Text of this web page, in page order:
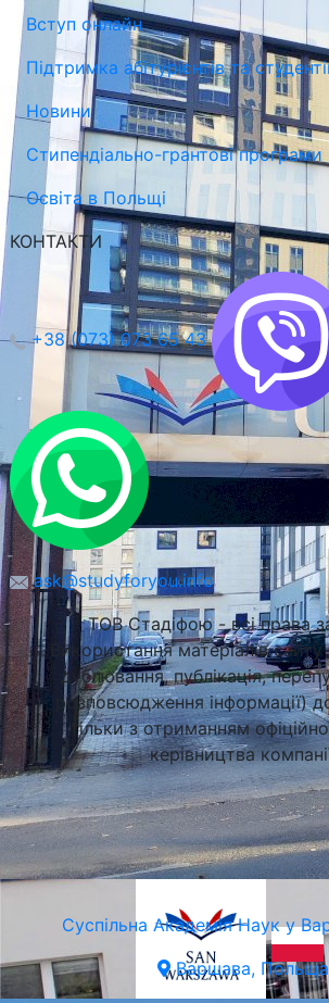
Університет Марії Кюрі-
Люблін, Польща
Суспільна Академія Наук у
Варшава, Польща
Вступ онлайн
Підтримка абітурієнтів та
Новини
Стипендіально-грантові програми
Освіта в Польщі
КОНТАКТИ
+38 (073) 073 65 43
ask@studyforyou.info
ТОВ Стадіфою - всі права
Використання матеріалів
дублювання, публікація,
розповсюдження інформації)
тільки з отриманням
керівництва